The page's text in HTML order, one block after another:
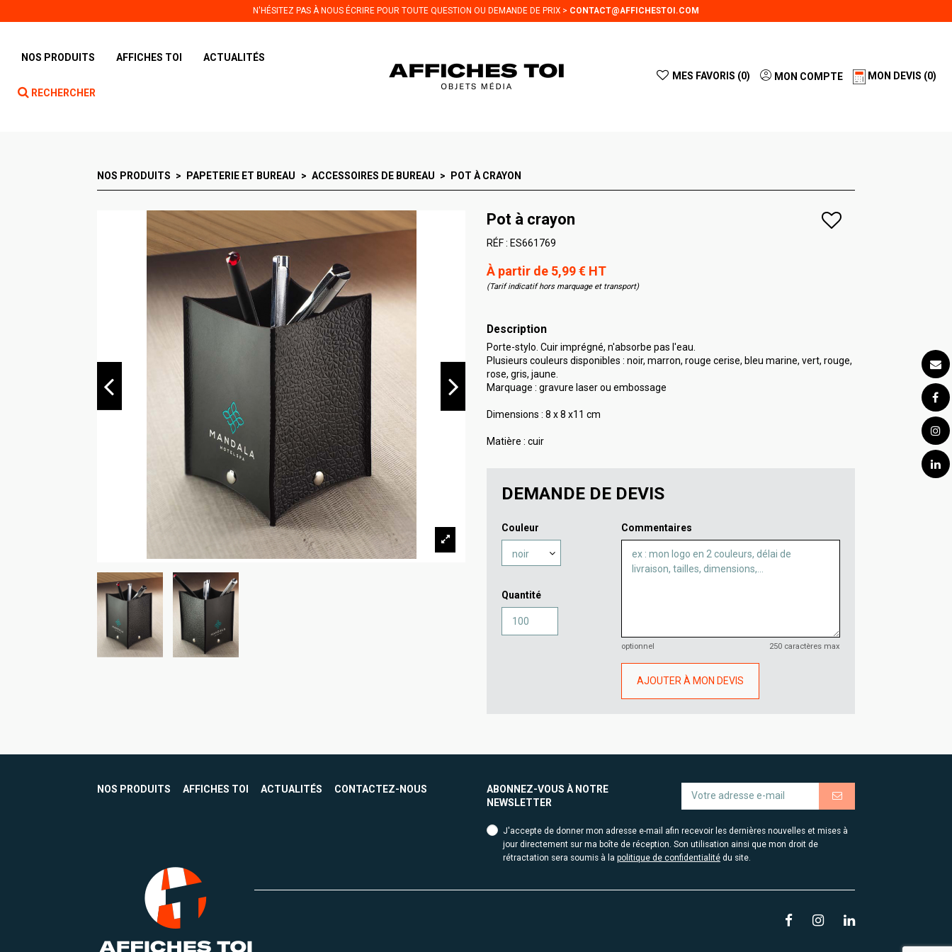
N'HÉSITEZ PAS À NOUS ÉCRIRE POUR TOUTE QUESTION OU DEMANDE DE PRIX > CONTACT@AFFICHESTOI.COM
NOS PRODUITS AFFICHES TOI ACTUALITÉS
RECHERCHER
MES FAVORIS (0) MON COMPTE MON DEVIS (0)
NOS PRODUITS PAPETERIE ET BUREAU ACCESSOIRES DE BUREAU POT À CRAYON
Pot à crayon
RÉF : ES661769
À partir de 5,99 € HT
(Tarif indicatif hors marquage et transport)
Description
Porte-stylo. Cuir imprégné, n'absorbe pas l'eau.
Plusieurs couleurs disponibles : noir, marron, rouge cerise, bleu marine, vert, rouge,
rose, gris, jaune.
Marquage : gravure laser ou embossage
Dimensions : 8 x 8 x11 cm
Matière : cuir
DEMANDE DE DEVIS
Couleur
Quantité
Commentaires
optionnel 250 caractères max
AJOUTER À MON DEVIS
NOS PRODUITS AFFICHES TOI ACTUALITÉS CONTACTEZ-NOUS
ABONNEZ-VOUS À NOTRE
NEWSLETTER
J'accepte de donner mon adresse e-mail afin recevoir les dernières nouvelles et mises à
jour directement sur ma boîte de réception. Son utilisation ainsi que mon droit de
rétractation sera soumis à la politique de confidentialité du site.